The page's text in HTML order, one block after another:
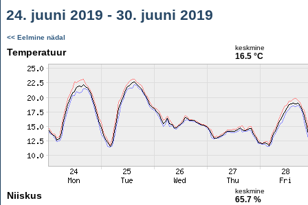
24. juuni 2019 - 30. juuni 2019
<< Eelmine nädal
Temperatuur keskmine
16.5 °C
Niiskus keskmine
65.7 %